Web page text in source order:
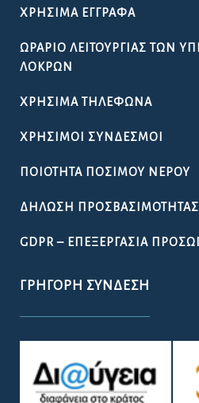
ΧΡΉΣΙΜΑ ΈΓΓΡΑΦΑ
ΩΡΆΡΙΟ ΛΕΙΤΟΥΡΓΊΑΣ ΤΩΝ
ΛΟΚΡΏΝ
ΧΡΉΣΙΜΑ ΤΗΛΈΦΩΝΑ
ΧΡΉΣΙΜΟΙ ΣΎΝΔΕΣΜΟΙ
ΠΟΙΌΤΗΤΑ ΠΌΣΙΜΟΥ ΝΕΡΟΎ
ΔΉΛΩΣΗ ΠΡΟΣΒΑΣΙΜΌΤΗΤΑΣ
GDPR – ΕΠΕΞΕΡΓΑΣΙΑ
ΓΡΉΓΟΡΗ ΣΎΝΔΕΣΗ